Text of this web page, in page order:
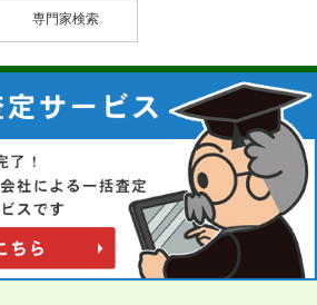
専門家検索